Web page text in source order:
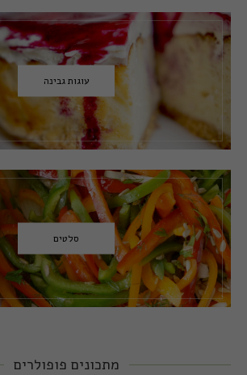
עוגות גבינה
סלטים
מתכונים פופולרים